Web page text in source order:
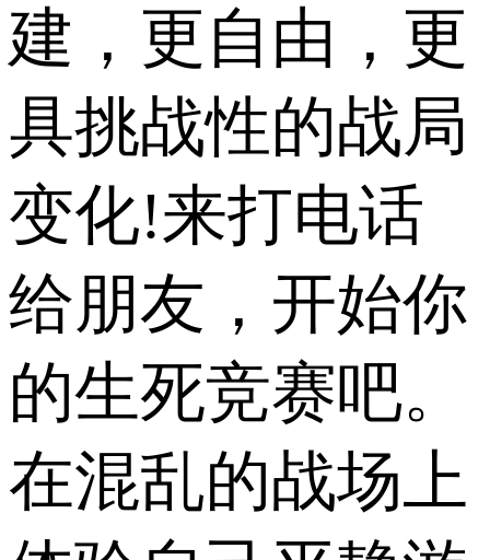
建，更自由，更
具挑战性的战局
变化!来打电话
给朋友，开始你
的生死竞赛吧。
在混乱的战场上